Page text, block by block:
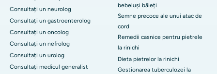
Consultați un neurolog
Consultați un gastroenterolog
Consultați un oncolog
Consultați un nefrolog
Consultați un urolog
Consultați medicul generalist
bebeluși băieți
Semne precoce ale unui atac de
cord
Remedii casnice pentru pietrele
la rinichi
Dieta pietrelor la rinichi
Gestionarea tuberculozei la